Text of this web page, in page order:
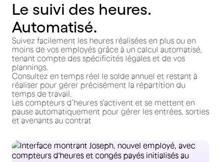
Le suivi des heures.
Automatisé.
Suivez facilement les heures réalisées en plus ou en
moins de vos employés grâce à un calcul automatisé,
tenant compte des spécificités légales et de vos
plannings.
Consultez en temps réel le solde annuel et restant à
réaliser pour gérer précisément la répartition du
temps de travail.
Les compteurs d’heures s’activent et se mettent en
pause automatiquement pour gérer les entrées, sorties
et avenants au contrat